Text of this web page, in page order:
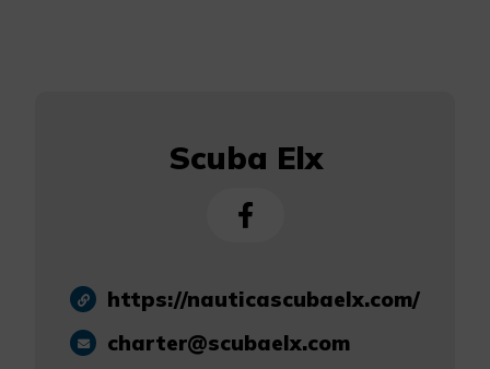
Scuba Elx
https://nauticascubaelx.com/
charter@scubaelx.com